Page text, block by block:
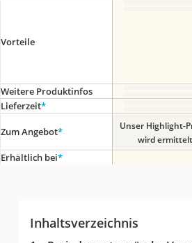
Vorteile
Weitere Produktinfos
Lieferzeit*
Zum Angebot*
Unser Highlight-
wird
Erhältlich bei*
Inhaltsverzeichnis